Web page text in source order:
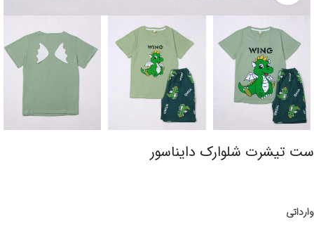
ست تیشرت شلوارک دایناسور
وارداتی